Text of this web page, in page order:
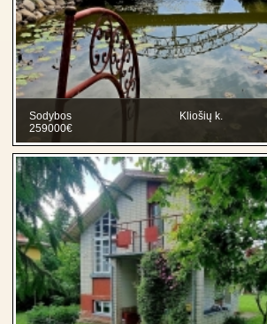
Sodybos
Kliošių k.
259000€